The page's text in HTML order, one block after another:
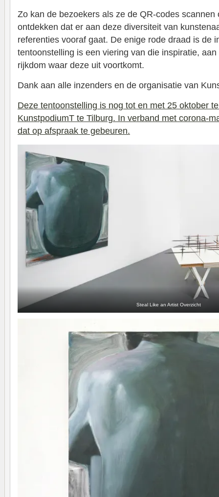
Zo kan de bezoekers als ze de QR-codes scannen
ontdekken dat er aan deze diversiteit van
referenties vooraf gaat. De enige rode draad is de
tentoonstelling is een viering van die inspiratie,
rijkdom waar deze uit voortkomt.
Dank aan alle inzenders en de organisatie van
Deze tentoonstelling is nog tot en met 25 oktober
KunstpodiumT te Tilburg. In verband met corona-
dat op afspraak te gebeuren.
Steal Like an Artist Overzicht